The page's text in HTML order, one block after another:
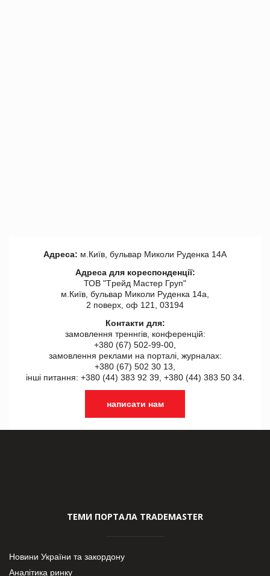
Адреса: м.Київ, бульвар Миколи Руденка 14А
Адреса для кореспонденції:
ТОВ "Tрейд Мастер Груп"
м.Київ, бульвар Миколи Руденка 14а,
2 поверх, оф 121, 03194
Контакти для:
замовлення треннгів, конференцій:
+380 (67) 502-99-00,
замовлення реклами на порталі, журналах:
+380 (67) 502 30 13,
інші питання: +380 (44) 383 92 39, +380 (44) 383 50 34.
написати нам
ТЕМИ ПОРТАЛА TRADEMASTER
Новини України та закордону
Аналітика ринку